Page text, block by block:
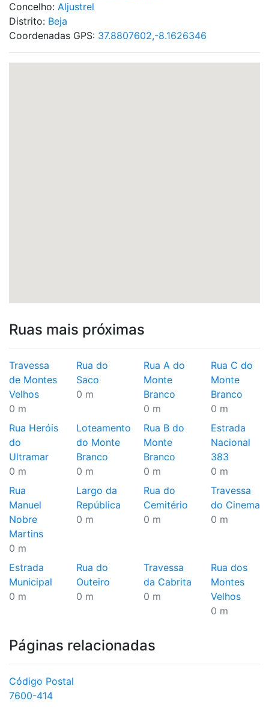
Concelho: Aljustrel
Distrito: Beja
Coordenadas GPS: 37.8807602,-8.1626346
Ruas mais próximas
Travessa
de Montes
Velhos
0 m
Rua do
Saco
0 m
Rua A do
Monte
Branco
0 m
Rua C do
Monte
Branco
0 m
Rua Heróis
do
Ultramar
0 m
Loteamento
do Monte
Branco
0 m
Rua B do
Monte
Branco
0 m
Estrada
Nacional
383
0 m
Rua
Manuel
Nobre
Martins
0 m
Largo da
República
0 m
Rua do
Cemitério
0 m
Travessa
do Cinema
0 m
Estrada
Municipal
0 m
Rua do
Outeiro
0 m
Travessa
da Cabrita
0 m
Rua dos
Montes
Velhos
0 m
Páginas relacionadas
Código Postal
7600-414